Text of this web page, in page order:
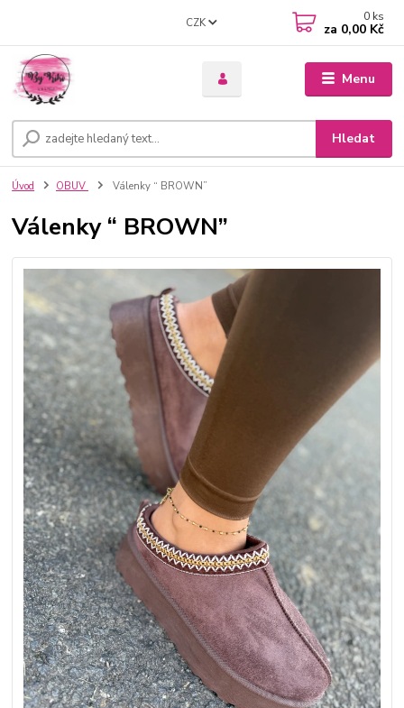
Menu
CZK
Hledat
0 ks
za 0,00 Kč
Úvod OBUV Válenky “ BROWN”
Válenky “ BROWN”